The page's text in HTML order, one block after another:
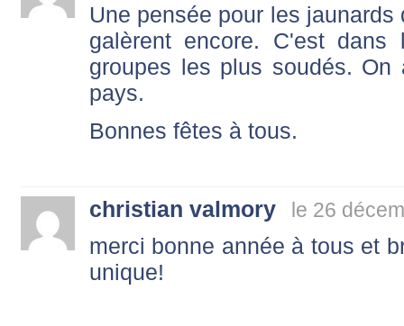
Une pensée pour les
galèrent encore. C'est
groupes les plus soudés.
pays.
Bonnes fêtes à tous.
christian valmory le 26
merci bonne année à tous et
unique!